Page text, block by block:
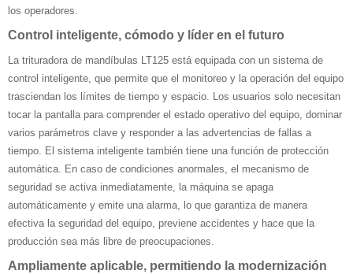
los operadores.
Control inteligente, cómodo y líder en el futuro
La trituradora de mandíbulas LT125 está equipada con un sistema de
control inteligente, que permite que el monitoreo y la operación del equipo
trasciendan los límites de tiempo y espacio. Los usuarios solo necesitan
tocar la pantalla para comprender el estado operativo del equipo, dominar
varios parámetros clave y responder a las advertencias de fallas a
tiempo. El sistema inteligente también tiene una función de protección
automática. En caso de condiciones anormales, el mecanismo de
seguridad se activa inmediatamente, la máquina se apaga
automáticamente y emite una alarma, lo que garantiza de manera
efectiva la seguridad del equipo, previene accidentes y hace que la
producción sea más libre de preocupaciones.
Ampliamente aplicable, permitiendo la modernización